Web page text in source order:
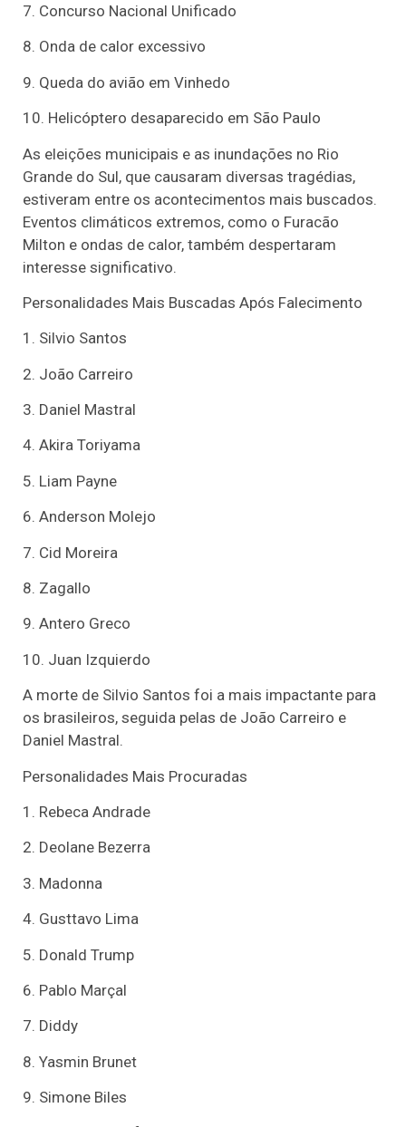
7. Concurso Nacional Unificado
8. Onda de calor excessivo
9. Queda do avião em Vinhedo
10. Helicóptero desaparecido em São Paulo
As eleições municipais e as inundações no Rio
Grande do Sul, que causaram diversas tragédias,
estiveram entre os acontecimentos mais buscados.
Eventos climáticos extremos, como o Furacão
Milton e ondas de calor, também despertaram
interesse significativo.
Personalidades Mais Buscadas Após Falecimento
1. Silvio Santos
2. João Carreiro
3. Daniel Mastral
4. Akira Toriyama
5. Liam Payne
6. Anderson Molejo
7. Cid Moreira
8. Zagallo
9. Antero Greco
10. Juan Izquierdo
A morte de Silvio Santos foi a mais impactante para
os brasileiros, seguida pelas de João Carreiro e
Daniel Mastral.
Personalidades Mais Procuradas
1. Rebeca Andrade
2. Deolane Bezerra
3. Madonna
4. Gusttavo Lima
5. Donald Trump
6. Pablo Marçal
7. Diddy
8. Yasmin Brunet
9. Simone Biles